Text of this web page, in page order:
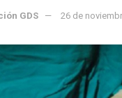
GDS 26 de